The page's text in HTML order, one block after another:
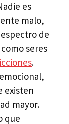
es
malo,
de
seres
.
existen
mayor.
que